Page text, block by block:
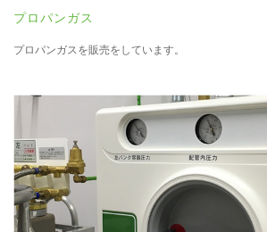
プロパンガス
プロパンガスを販売をしています。